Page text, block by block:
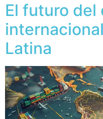
El futuro del
Latina